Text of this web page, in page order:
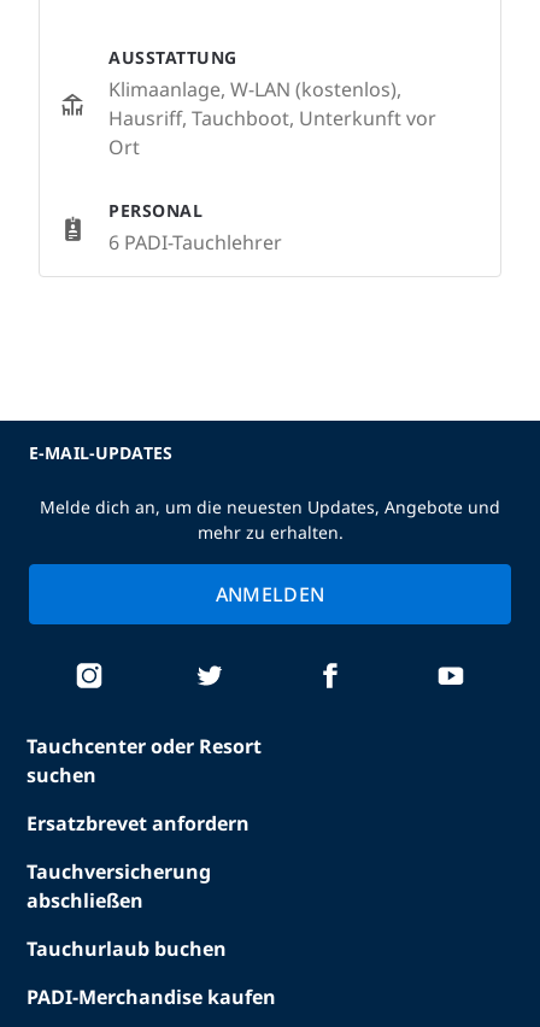
AUSSTATTUNG
Klimaanlage, W-LAN (kostenlos),
Hausriff, Tauchboot, Unterkunft vor
Ort
PERSONAL
6 PADI-Tauchlehrer
Tauchcenter oder Resort
suchen
Ersatzbrevet anfordern
Tauchversicherung
abschließen
Tauchurlaub buchen
PADI-Merchandise kaufen
E-MAIL-UPDATES
Melde dich an, um die neuesten Updates, Angebote und
mehr zu erhalten.
ANMELDEN